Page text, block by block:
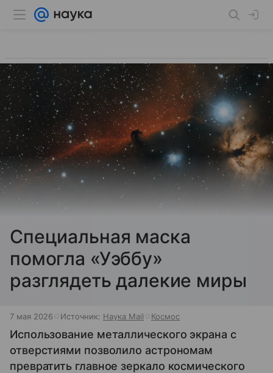
Специальная маска
помогла «Уэббу»
разглядеть далекие миры
7 мая 2026 Источник: Наука Mail Космос
Использование металлического экрана с
отверстиями позволило астрономам
превратить главное зеркало космического